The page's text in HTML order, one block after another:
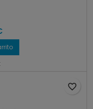
favorite_border